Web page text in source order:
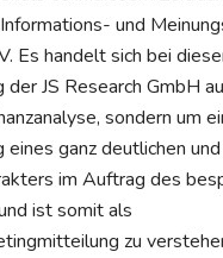
und
Es handelt sich bei
JS Research GmbH
sondern um
eines ganz deutlichen
im Auftrag des
ist somit als
zu